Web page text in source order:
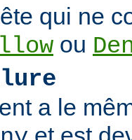
qui ne
ou
a le